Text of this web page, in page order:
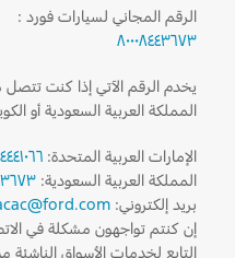
سلطنة
عمان
قطر
‫المملكة
فورد بروتكت
خطة الخدمات الممتدة
خدمة الفرامل
خدمة البطارية
تغيير زيت
تغيير الفلاتر
الضمان و التأمين
فورد بروتكت
الرقم المجاني لسيارات فورد :
٨٠٠٠٨٤٤٣٦٧٣
يخدم الرقم الآتي إذا كنت تتصل
المملكة العربية السعودية أو
الإمارات العربية المتحدة:
المملكة العربية السعودية:
بريد إلكتروني:
إن كنتم تواجهون مشكلة في
التابع لخدمات الأسواق